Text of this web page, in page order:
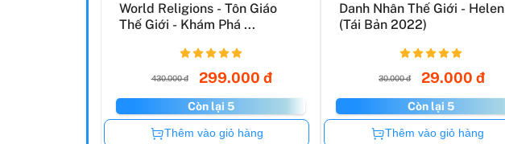
World Religions - Tôn Giáo
Thế Giới - Khám Phá ...
430.000 đ 299.000 đ
Còn lại 5
Còn hàng
Thêm vào giỏ hàng
Danh Nhân Thế Giới - Helen
(Tái Bản 2022)
30.000 đ 29.000 đ
Còn lại 5
Còn hàng
Thêm vào giỏ hàng